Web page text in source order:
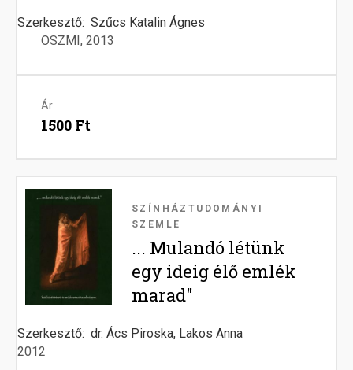
Szerkesztő Szűcs Katalin Ágnes
OSZMI
2013
Ár
1500 Ft
Image
SZÍNHÁZTUDOMÁNYI
SZEMLE
... Mulandó létünk
egy ideig élő emlék
marad"
Szerkesztő dr. Ács Piroska, Lakos Anna
2012